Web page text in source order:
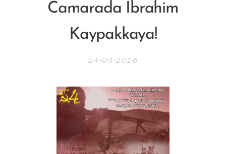
Camarada Ibrahim
Kaypakkaya!
24-04-2026